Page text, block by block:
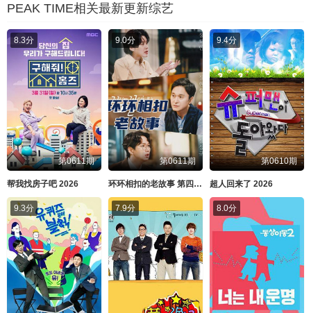
PEAK TIME相关最新更新综艺
8.3分
第0611期
帮我找房子吧 2026
9.0分
第0611期
环环相扣的老故事 第四季 2026
9.4分
第0610期
超人回来了 2026
9.3分 7.9分 8.0分